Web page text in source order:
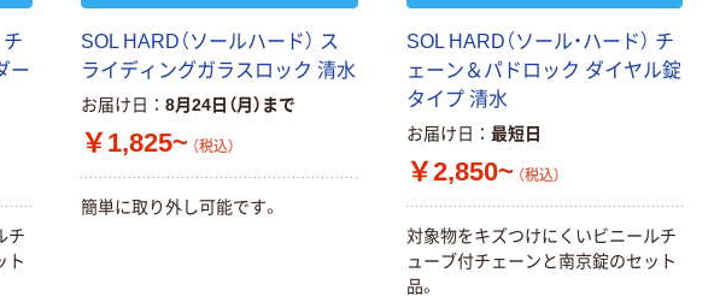
チ
ー
チ
ト
SOL HARD（ソールハード） ス
ライディングガラスロック 清水
お届け日 8月24日（月）まで
￥1,825~ （税込）
簡単に取り外し可能です。
SOL HARD（ソール・ハード） チ
ェーン＆パドロック ダイヤル錠
タイプ 清水
お届け日 最短日
￥2,850~ （税込）
対象物をキズつけにくいビニールチ
ューブ付チェーンと南京錠のセット
品。